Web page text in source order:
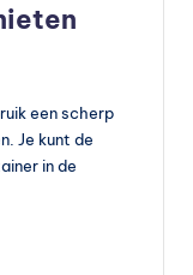
een scherp
Je kunt de
in de